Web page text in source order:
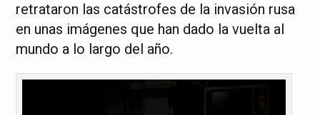
retrataron las catástrofes de la invasión rusa
en unas imágenes que han dado la vuelta al
mundo a lo largo del año.